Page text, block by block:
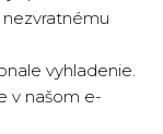
vyhladenie.
v našom e-